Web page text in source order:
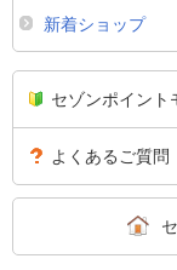
新着ショップ
セゾンポイント
よくあるご質問